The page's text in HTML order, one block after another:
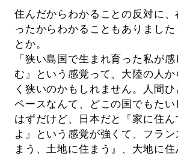
住んだからわかることの反対に、
ったからわかることもありまし
とか。
「狭い島国で生まれ育った私が
む』という感覚って、大陸の人
く狭いのかもしれません。人間
ペースなんて、どこの国でもたい
はずだけど、日本だと『家に住
よ』という感覚が強くて、フラ
まう、土地に住まう』、大地に